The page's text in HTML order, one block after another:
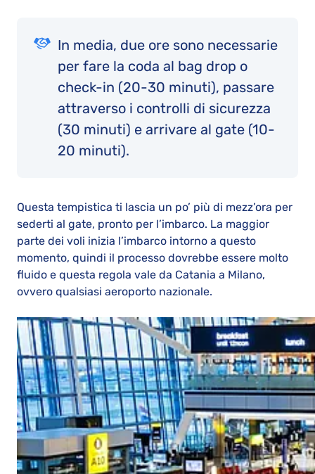
In media, due ore sono necessarie
per fare la coda al bag drop o
check-in (20-30 minuti), passare
attraverso i controlli di sicurezza
(30 minuti) e arrivare al gate (10-
20 minuti).
Questa tempistica ti lascia un po’ più di mezz’ora per
sederti al gate, pronto per l’imbarco. La maggior
parte dei voli inizia l’imbarco intorno a questo
momento, quindi il processo dovrebbe essere molto
fluido e questa regola vale da Catania a Milano,
ovvero qualsiasi aeroporto nazionale.